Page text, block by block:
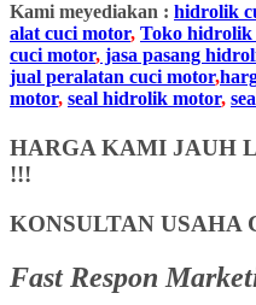
Kami meyediakan : hidrolik
alat cuci motor, Toko hidrolik
cuci motor, jasa pasang
jual peralatan cuci motor,
motor, seal hidrolik motor,
HARGA KAMI JAUH
!!!
KONSULTAN
Fast Respon